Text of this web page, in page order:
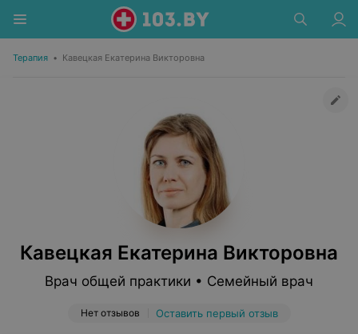
Терапия • Кавецкая Екатерина Викторовна
Кавецкая Екатерина Викторовна
Врач общей практики • Семейный врач
Нет отзывов Оставить первый отзыв